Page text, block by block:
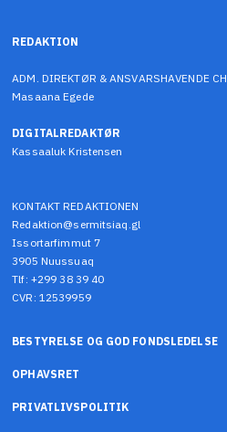
REDAKTION
ADM. DIREKTØR & ANSVARSHAVENDE
Masaana Egede
DIGITALREDAKTØR
Kassaaluk Kristensen
KONTAKT REDAKTIONEN
Redaktion@sermitsiaq.gl
Issortarfimmut 7
3905 Nuussuaq
Tlf: +299 38 39 40
CVR: 12539959
BESTYRELSE OG GOD FONDSLEDELSE
OPHAVSRET
PRIVATLIVSPOLITIK